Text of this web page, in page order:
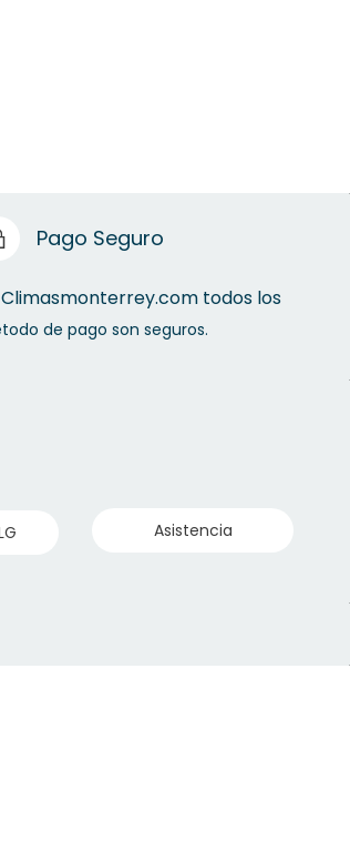
Pago Seguro
Climasmonterrey.com todos los
de pago son seguros.
Asistencia